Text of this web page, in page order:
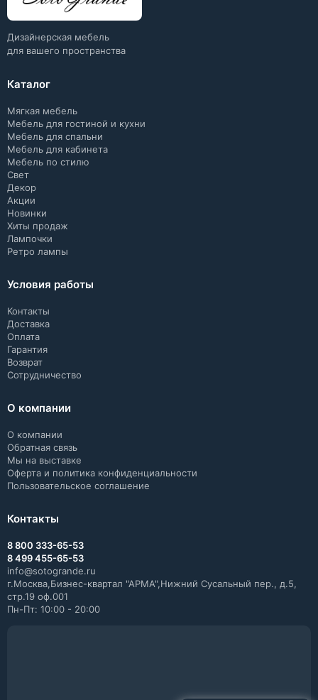
Дизайнерская мебель
для вашего пространства
Каталог
Мягкая мебель
Мебель для гостиной и кухни
Мебель для спальни
Мебель для кабинета
Мебель по стилю
Свет
Декор
Акции
Новинки
Хиты продаж
Лампочки
Ретро лампы
Условия работы
Контакты
Доставка
Оплата
Гарантия
Возврат
Сотрудничество
О компании
О компании
Обратная связь
Мы на выставке
Оферта и политика конфиденциальности
Пользовательское соглашение
Контакты
8 800 333-65-53
8 499 455-65-53
info@sotogrande.ru
г.Москва,Бизнес-квартал "АРМА",Нижний Сусальный пер., д.5,
стр.19 оф.001
Пн-Пт: 10:00 - 20:00